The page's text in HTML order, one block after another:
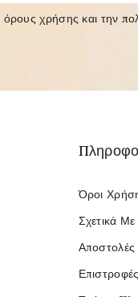
όρους χρήσης και την
Όροι
Σχετικά
Αποστολές
Επιστροφές